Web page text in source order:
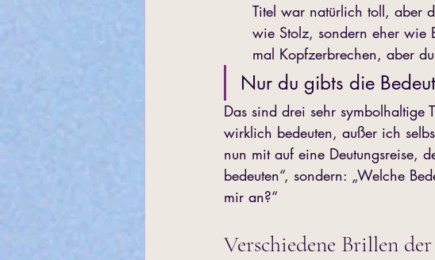
Titel war natürlich toll, aber
wie Stolz, sondern eher wie
mal Kopfzerbrechen, aber
Nur du gibts die
Das sind drei sehr
wirklich bedeuten, außer ich
nun mit auf eine Deutungsreise,
bedeuten“, sondern: „Welche
mir an?“
Verschiedene Brillen